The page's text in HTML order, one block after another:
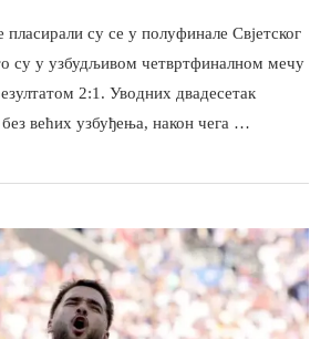
су се у полуфинале Свјетског
су у узбудљивом четвртфиналном мечу
2:1. Уводних двадесетак
већих узбуђења, након чега …